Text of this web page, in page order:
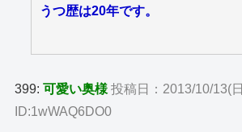
うつ歴は20年です。
399:可愛い奥様 投稿日：2013/10/13(
ID:1wWAQ6DO0